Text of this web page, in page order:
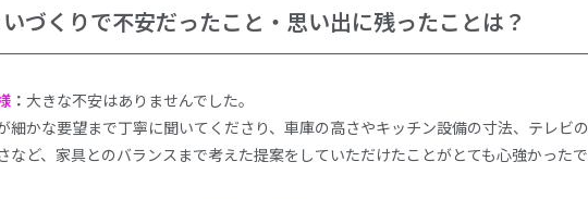
づくりで不安だったこと・思い出に残ったことは？
： 大きな不安はありませんでした。
細かな要望まで丁寧に聞いてくださり、車庫の高さやキッチン設備の寸法、テレビの
など、家具とのバランスまで考えた提案をしていただけたことがとても心強かったで